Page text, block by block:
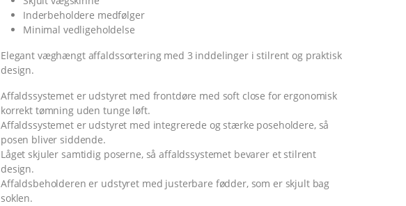
Inderbeholdere medfølger
Minimal vedligeholdelse
Elegant væghængt affaldssortering med 3 inddelinger i stilrent og praktisk
design.
Affaldssystemet er udstyret med frontdøre med soft close for ergonomisk
korrekt tømning uden tunge løft.
Affaldssystemet er udstyret med integrerede og stærke poseholdere, så
posen bliver siddende.
Låget skjuler samtidig poserne, så affaldssystemet bevarer et stilrent
design.
Affaldsbeholderen er udstyret med justerbare fødder, som er skjult bag
soklen.